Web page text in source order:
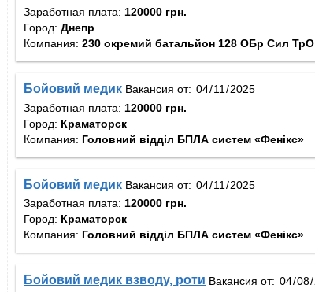
Заработная плата: 120000 грн.
Город: Днепр
Компания: 230 окремий батальйон 128 ОБр Сил ТрО
Бойовий медик Вакансия от:
Заработная плата: 120000 грн.
Город: Краматорск
Компания: Головний відділ БПЛА систем «Фенікс»
Бойовий медик Вакансия от:
Заработная плата: 120000 грн.
Город: Краматорск
Компания: Головний відділ БПЛА систем «Фенікс»
Бойовий медик взводу, роти Вакансия от: